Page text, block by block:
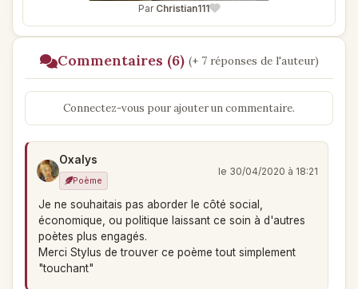
Par Christian111
Commentaires (6) (+ 7 réponses de l'auteur)
Connectez-vous pour ajouter un commentaire.
Oxalys
Poème
le 30/04/2020 à 18:21
Je ne souhaitais pas aborder le côté social,
économique, ou politique laissant ce soin à d'autres
poètes plus engagés.
Merci Stylus de trouver ce poème tout simplement
"touchant"